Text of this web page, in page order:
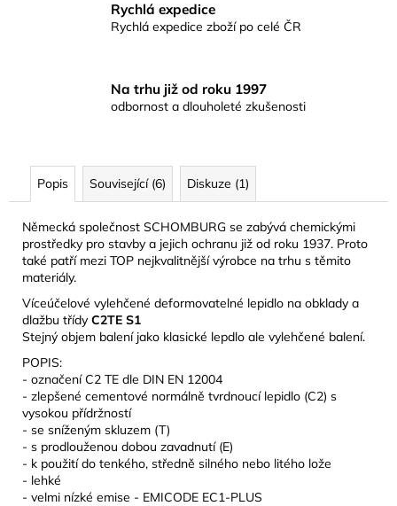
Rychlá expedice
Rychlá expedice zboží po celé ČR
Na trhu již od roku 1997
odbornost a dlouholeté zkušenosti
Popis Související (6) Diskuze (1)
Německá společnost SCHOMBURG se zabývá chemickými
prostředky pro stavby a jejich ochranu již od roku 1937. Proto
také patří mezi TOP nejkvalitnější výrobce na trhu s těmito
materiály.
Víceúčelové vylehčené deformovatelné lepidlo na obklady a
dlažbu třídy C2TE S1
Stejný objem balení jako klasické lepdlo ale vylehčené balení.
POPIS:
- označení C2 TE dle DIN EN 12004
- zlepšené cementové normálně tvrdnoucí lepidlo (C2) s
vysokou přídržností
- se sníženým skluzem (T)
- s prodlouženou dobou zavadnutí (E)
- k použití do tenkého, středně silného nebo litého lože
- lehké
- velmi nízké emise - EMICODE EC1-PLUS